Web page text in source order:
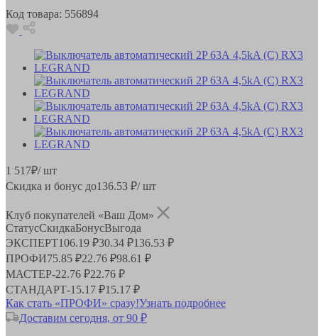
Код товара: 556894
1 517₽/ шт
Скидка и бонус до136.53 ₽/ шт
Клуб покупателей «Ваш Дом»
СтатусСкидкаБонусВыгода
ЭКСПЕРТ106.19 ₽30.34 ₽136.53 ₽
ПРОФИ75.85 ₽22.76 ₽98.61 ₽
МАСТЕР-22.76 ₽22.76 ₽
СТАНДАРТ-15.17 ₽15.17 ₽
Как стать «ПРОФИ» сразу!Узнать подробнее
Доставим сегодня, от 90 ₽